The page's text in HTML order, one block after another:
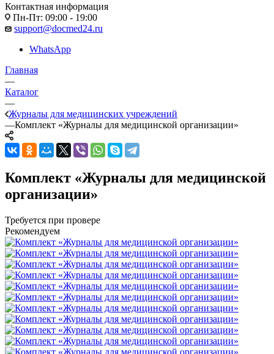
Контактная информация
Пн-Пт: 09:00 - 19:00
support@docmed24.ru
WhatsApp
Главная
—
Каталог
—
Журналы для медицинских учреждений
—Комплект «Журналы для медицинской организации»
Комплект «Журналы для медицинской
организации»
Требуется при провере
Рекомендуем